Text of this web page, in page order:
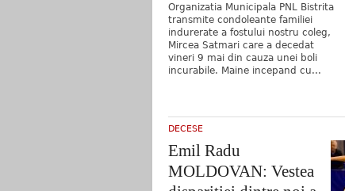
Organizatia Municipala PNL Bistrita
transmite condoleante familiei
indurerate a fostului nostru coleg,
Mircea Satmari care a decedat
vineri 9 mai din cauza unei boli
incurabile. Maine incepand cu...
DECESE
Emil Radu
MOLDOVAN: Vestea